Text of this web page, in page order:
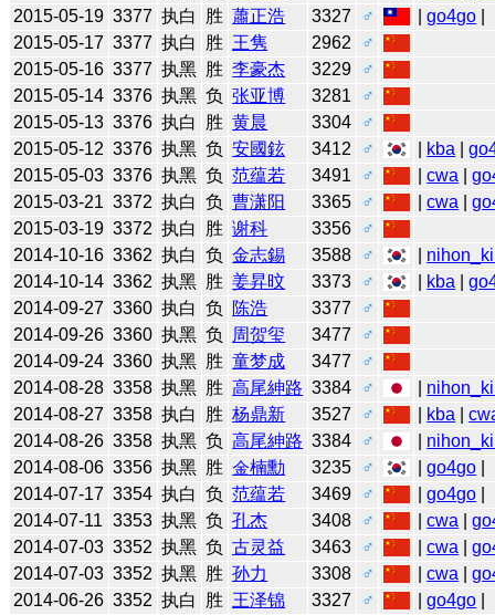
2015-05-19 3377 执白 胜 蕭正浩 3327 ♂ |go4go
2015-05-17 3377 执白 胜 王隽 2962
♂
2015-05-16 3377 执黑 胜 李豪杰 3229
♂
2015-05-14 3376 执黑 负 张亚博 3281
♂
2015-05-13 3376 执白 胜 黄晨 3304
♂
2015-05-12 3376 执黑 负 安國鉉 3412 ♂ kba |
2015-05-03 3376 执黑 负 范蕴若 3491 ♂ |cwa |
2015-03-21 3372 执白 负 曹潇阳 3365 ♂ |cwa |
2015-03-19 3372 执白 胜 谢科 3356
♂
2014-10-16 3362 执白 负 金志錫 3588 ♂
2014-10-14 3362 执黑 胜 姜昇旼 3373 ♂ kba |
2014-09-27 3360 执白 负 陈浩 3377
♂
2014-09-26 3360 执黑 负 周贺玺 3477
♂
2014-09-24 3360 执黑 胜 童梦成 3477
♂
2014-08-28 3358 执黑 胜 高尾紳路 3384 ♂
2014-08-27 3358 执白 胜 杨鼎新 3527 ♂ kba |
2014-08-26 3358 执黑 负 高尾紳路 3384 ♂
2014-08-06 3356 执黑 胜 金楠勳 3235 ♂ |go4go
2014-07-17 3354 执白 负 范蕴若 3469 ♂ |go4go
2014-07-11 3353 执黑 负 孔杰 3408 ♂ |cwa |
2014-07-03 3352 执黑 负 古灵益 3463 ♂ |cwa |
2014-07-03 3352 执黑 胜 孙力 3308 ♂ |cwa |
2014-06-26 3352 执白 胜 王泽锦 3327 ♂ |go4go